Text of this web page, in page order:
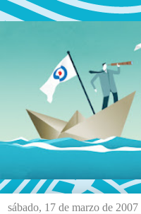
sábado, 17 de marzo de 2007